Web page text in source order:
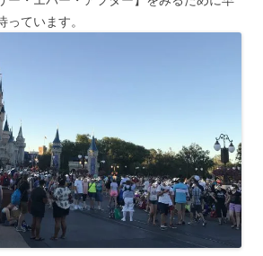
ています。